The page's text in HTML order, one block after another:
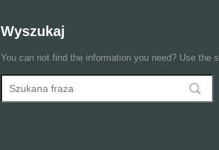
Wyszukaj
You can not find the information you need? Use the
Formularz wyszukiwania
Wyszukaj